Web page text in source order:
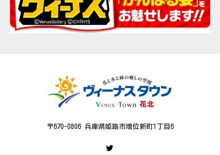
〒670-0806 兵庫県姫路市増位新町1丁目6